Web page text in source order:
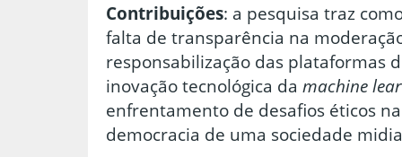
Contribuições: a pesquisa traz
falta de transparência na
responsabilização das plataformas
inovação tecnológica da machine
enfrentamento de desafios éticos
democracia de uma sociedade